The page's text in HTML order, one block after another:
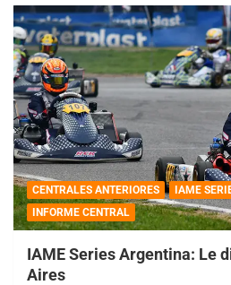
CENTRALES ANTERIORES
IAME
INFORME CENTRAL
IAME Series Argentina: Le
Aires